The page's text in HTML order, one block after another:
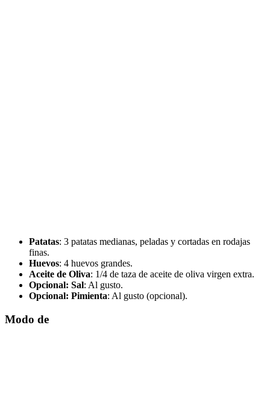
Patatas: 3 patatas medianas, peladas y cortadas en rodajas
finas.
Huevos: 4 huevos grandes.
Aceite de Oliva: 1/4 de taza de aceite de oliva virgen extra.
Opcional: Sal: Al gusto.
Opcional: Pimienta: Al gusto (opcional).
Modo de